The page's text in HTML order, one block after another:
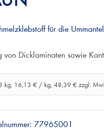
für die
von Dicklaminaten sowie
kg, 16,13 € / kg, 48,39 € zzgl.
77965001